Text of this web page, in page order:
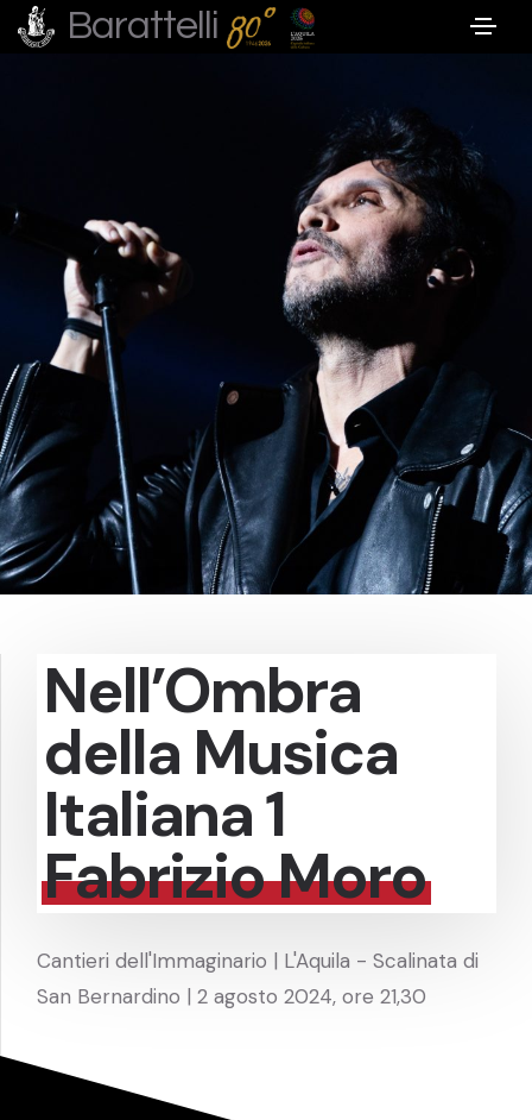
Barattelli
Nell’Ombra
della Musica
Italiana 1
Fabrizio Moro
Cantieri dell'Immaginario | L'Aquila - Scalinata di
San Bernardino | 2 agosto 2024, ore 21,30